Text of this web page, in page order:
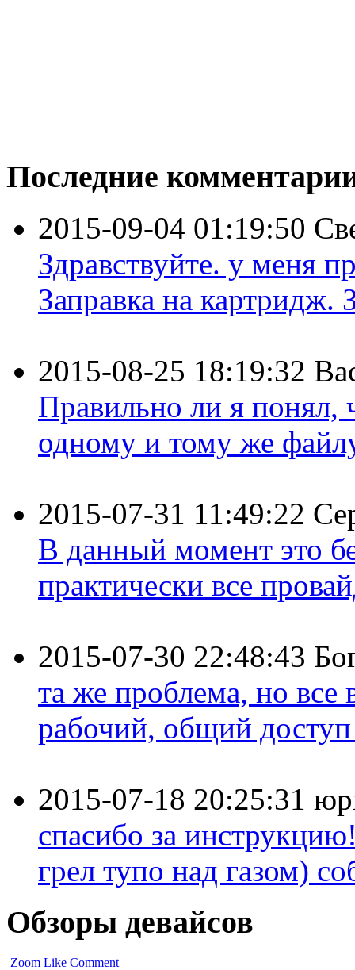
Последние
2015-09-04 01:19:50
Здравствуйте. у меня
Заправка на картридж.
2015-08-25 18:19:32
Правильно ли я понял,
одному и тому же
2015-07-31 11:49:22
В данный момент это
практически все
2015-07-30 22:48:43
та же проблема, но все
рабочий, общий доступ
2015-07-18 20:25:31
спасибо за
грел тупо над газом)
Обзоры девайсов
Zoom Like Comment